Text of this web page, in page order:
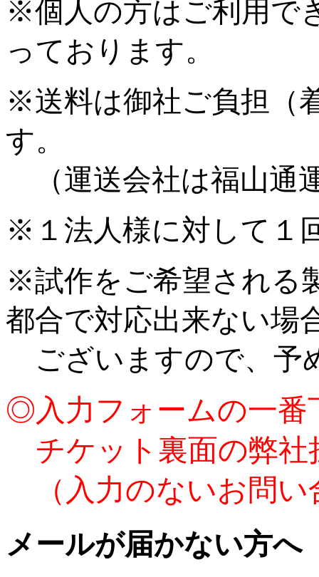
※個人の方はご利用で
っております。
※送料は御社ご負担（
す。
（運送会社は福山通
※１法人様に対して１
※試作をご希望される
都合で対応出来ない場
ございますので、予
◎入力フォームの一番
チケット裏面の弊社
（入力のないお問い
メールが届かない方へ